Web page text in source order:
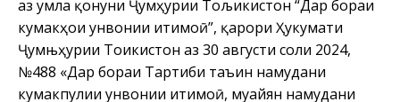
аз ҷумла қонуни Ҷумҳурии Тољҷикистон “Дар бораи
кумакҳои унвонии иҷтимоӣ”, қарори Ҳукумати
Ҷумњҳурии Тоҷикистон аз 30 августи соли 2024,
№488 «Дар бораи Тартиби таъин намудани
кумакпулии унвонии иҷтимоӣ, муайян намудани